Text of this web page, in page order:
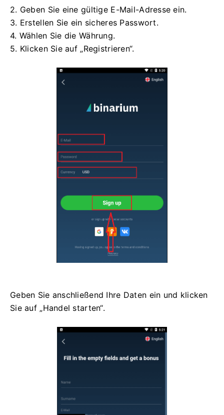
2. Geben Sie eine gültige E-Mail-Adresse ein.
3. Erstellen Sie ein sicheres Passwort.
4. Wählen Sie die Währung.
5. Klicken Sie auf „Registrieren“.
Geben Sie anschließend Ihre Daten ein und klicken
Sie auf „Handel starten“.